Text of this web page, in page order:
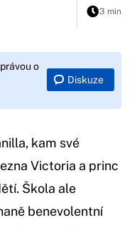
3 min
o
Diskuze
kam své
Victoria a princ
Škola ale
benevolentní